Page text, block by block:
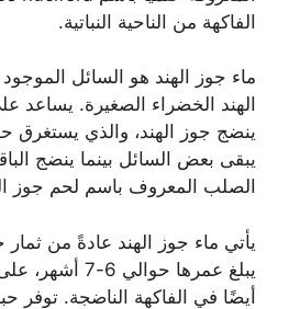
الفاكهة من الناحية النباتية.
ماء جوز الهند هو السائل
الهند الخضراء الصغيرة. يساعد
يبقى بعض السائل بينما ينضج
الصلب المعروف باسم لحم جوز
يأتي ماء جوز الهند عادةً من ثمار
يبلغ عمرها
أيضًا في الفاكهة الناضجة. توفر